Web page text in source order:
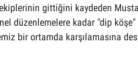
gittiğini kaydeden
düzenlemelere kadar "dip
bir ortamda karşılamasına